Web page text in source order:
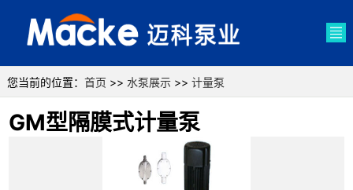
您当前的位置： 首页 >> 水泵展示>> 计量泵
GM型隔膜式计量泵